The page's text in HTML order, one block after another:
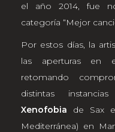
el año 2014, fue
categoría “Mejor
Por estos días, la
las aperturas en
retomando
distintas
Xenofobia de Sax
Mediterránea) en